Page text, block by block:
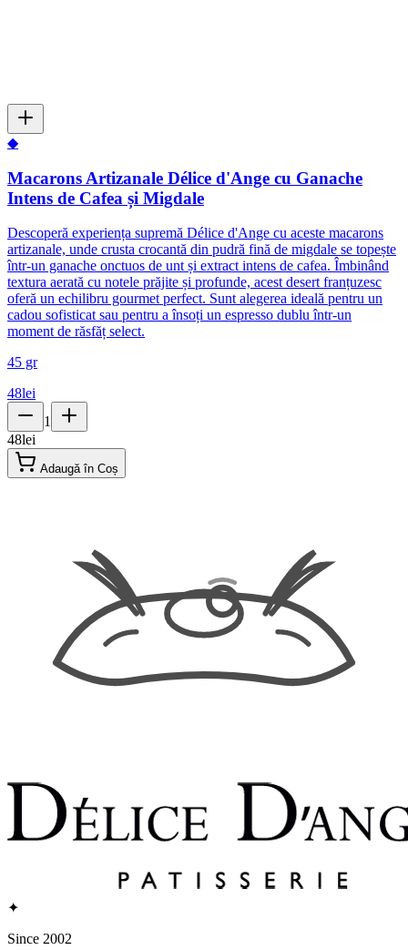
◆
Macarons Artizanale Délice d'Ange cu Ganache
Intens de Cafea și Migdale
Descoperă experiența supremă Délice d'Ange cu aceste macarons
artizanale, unde crusta crocantă din pudră fină de migdale se topește
într-un ganache onctuos de unt și extract intens de cafea. Îmbinând
textura aerată cu notele prăjite și profunde, acest desert franțuzesc
oferă un echilibru gourmet perfect. Sunt alegerea ideală pentru un
cadou sofisticat sau pentru a însoți un espresso dublu într-un
moment de răsfăț select.
45 gr
48lei
1
48lei
Adaugă în Coș
✦
Since 2002